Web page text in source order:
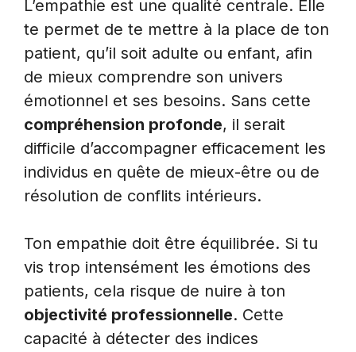
L’empathie est une qualité centrale. Elle
te permet de te mettre à la place de ton
patient, qu’il soit adulte ou enfant, afin
de mieux comprendre son univers
émotionnel et ses besoins. Sans cette
compréhension profonde, il serait
difficile d’accompagner efficacement les
individus en quête de mieux-être ou de
résolution de conflits intérieurs.
Ton empathie doit être équilibrée. Si tu
vis trop intensément les émotions des
patients, cela risque de nuire à ton
objectivité professionnelle. Cette
capacité à détecter des indices